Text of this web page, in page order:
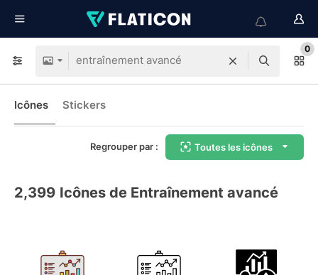
0
Icônes Stickers
Regrouper par : Toutes les icônes
2,399 Icônes de Entraînement avancé